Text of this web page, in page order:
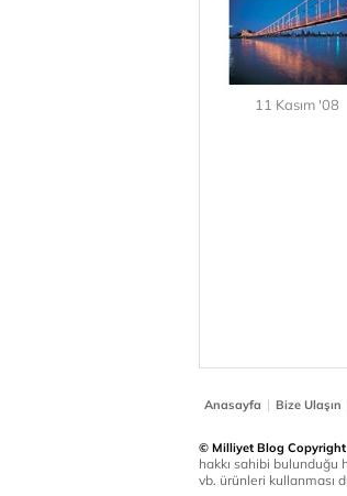
11 Kasım '08
Anasayfa | Bize Ulaşın
© Milliyet Blog
hakkı sahibi bulunduğu
vb. ürünleri kullanması